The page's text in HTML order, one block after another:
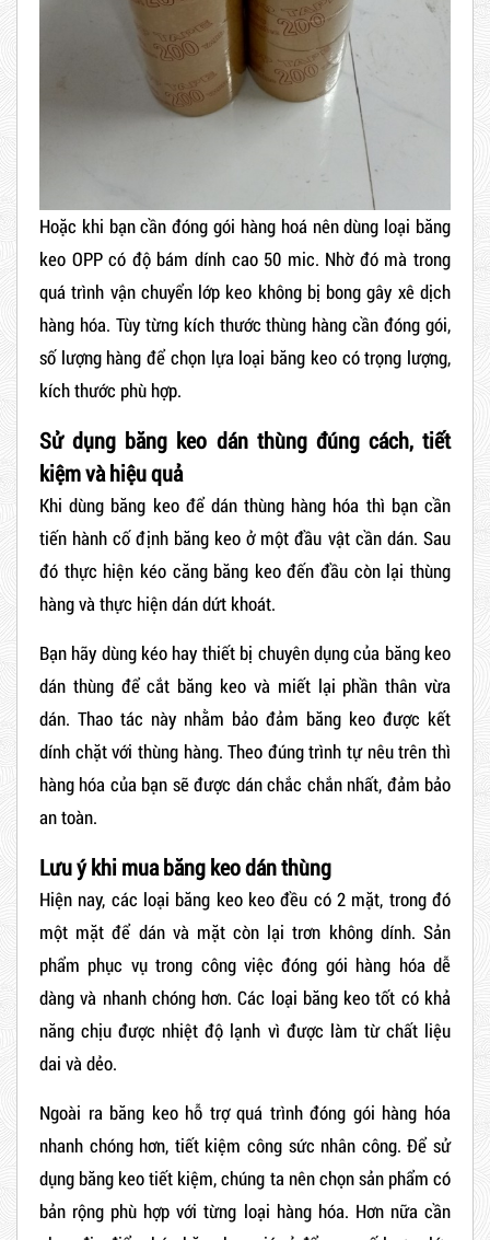
Hoặc khi bạn cần đóng gói hàng hoá nên dùng loại băng
keo OPP có độ bám dính cao 50 mic. Nhờ đó mà trong
quá trình vận chuyển lớp keo không bị bong gây xê dịch
hàng hóa. Tùy từng kích thước thùng hàng cần đóng gói,
số lượng hàng để chọn lựa loại băng keo có trọng lượng,
kích thước phù hợp.
Sử dụng băng keo dán thùng đúng cách, tiết
kiệm và hiệu quả
Khi dùng băng keo để dán thùng hàng hóa thì bạn cần
tiến hành cố định băng keo ở một đầu vật cần dán. Sau
đó thực hiện kéo căng băng keo đến đầu còn lại thùng
hàng và thực hiện dán dứt khoát.
Bạn hãy dùng kéo hay thiết bị chuyên dụng của băng keo
dán thùng để cắt băng keo và miết lại phần thân vừa
dán. Thao tác này nhằm bảo đảm băng keo được kết
dính chặt với thùng hàng. Theo đúng trình tự nêu trên thì
hàng hóa của bạn sẽ được dán chắc chắn nhất, đảm bảo
an toàn.
Lưu ý khi mua băng keo dán thùng
Hiện nay, các loại băng keo keo đều có 2 mặt, trong đó
một mặt để dán và mặt còn lại trơn không dính. Sản
phẩm phục vụ trong công việc đóng gói hàng hóa dễ
dàng và nhanh chóng hơn. Các loại băng keo tốt có khả
năng chịu được nhiệt độ lạnh vì được làm từ chất liệu
dai và dẻo.
Ngoài ra băng keo hỗ trợ quá trình đóng gói hàng hóa
nhanh chóng hơn, tiết kiệm công sức nhân công. Để sử
dụng băng keo tiết kiệm, chúng ta nên chọn sản phẩm có
bản rộng phù hợp với từng loại hàng hóa. Hơn nữa cần